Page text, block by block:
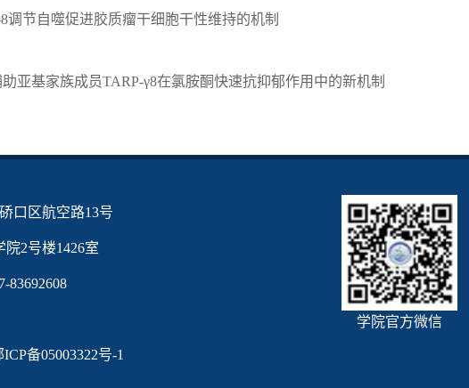
调节自噬促进胶质瘤干细胞干性维持的机制
亚基家族成员TARP-γ8在氯胺酮快速抗抑郁作用中的新机制
学院官方微信
口区航空路13号
号楼1426室
83692608
ICP备05003322号-1